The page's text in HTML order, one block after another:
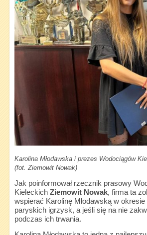
Karolina Młodawska i prezes Wodociągów
(fot. Ziemowit Nowak)
Jak poinformował rzecznik prasowy
Kieleckich Ziemowit Nowak, firma ta
wspierać Karolinę Młodawską w
paryskich igrzysk, a jeśli się na nie
podczas ich trwania.